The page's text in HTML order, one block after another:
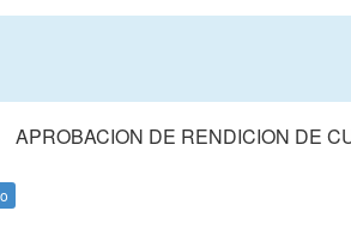
APROBACION DE RENDICION DE